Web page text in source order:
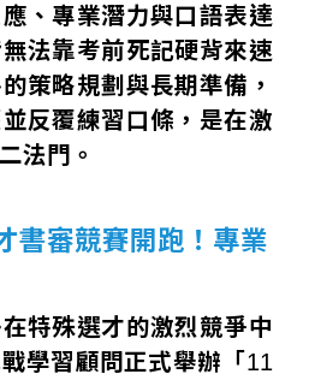
、專業潛力與口語表達
法靠考前死記硬背來速
策略規劃與長期準備，
反覆練習口條，是在激
法門。
書審競賽開跑！專業
特殊選才的激烈競爭中
學習顧問正式舉辦「11